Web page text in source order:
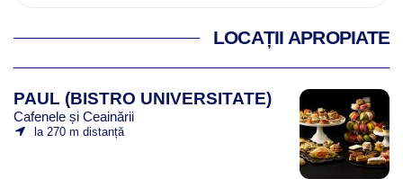
LOCAȚII APROPIATE
PAUL (BISTRO UNIVERSITATE)
Cafenele și Ceainării
la 270 m distanță